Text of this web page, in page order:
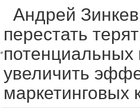
Андрей
перестать
потенциальных
увеличить
маркетинговых